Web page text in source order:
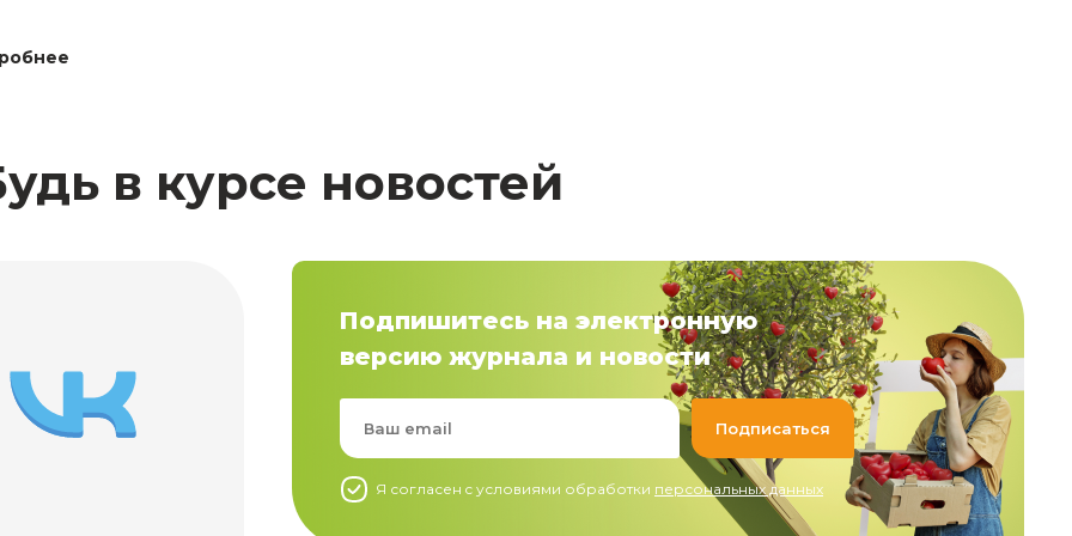
в курсе новостей
Подпишитесь на электронную
версию журнала и новости
Я согласен c условиями обработки персональных данных